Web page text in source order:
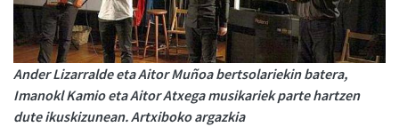
Ander Lizarralde eta Aitor Muñoa bertsolariekin batera,
Imanokl Kamio eta Aitor Atxega musikariek parte hartzen
dute ikuskizunean. Artxiboko argazkia